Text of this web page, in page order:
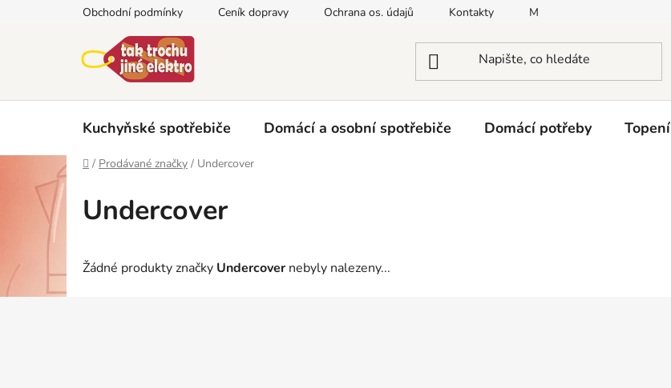
Obchodní podmínky Ceník dopravy Ochrana os. údajů Kontakty Moje objednávka
Kuchyňské spotřebiče Domácí a osobní spotřebiče Domácí potřeby Topení
Domů
/ Prodávané značky / Undercover
Undercover
Žádné produkty značky Undercover nebyly nalezeny...